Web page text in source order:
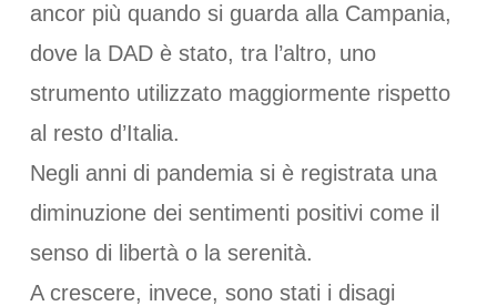
ancor più quando si guarda alla Campania,
dove la DAD è stato, tra l’altro, uno
strumento utilizzato maggiormente rispetto
al resto d’Italia.
Negli anni di pandemia si è registrata una
diminuzione dei sentimenti positivi come il
senso di libertà o la serenità.
A crescere, invece, sono stati i disagi